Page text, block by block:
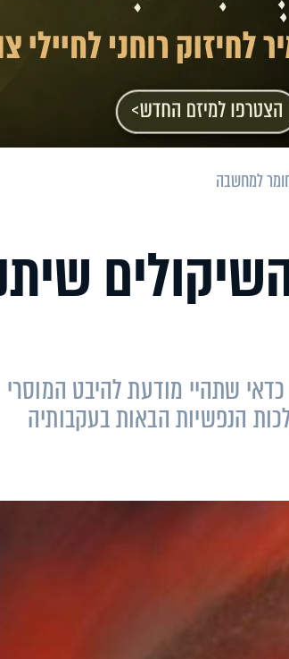
למחשבה
שתהיי מודעת להיבט המוסרי
הנפשיות הבאות בעקבותיה